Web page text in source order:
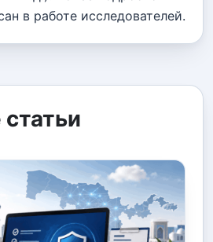
в работе исследователей.